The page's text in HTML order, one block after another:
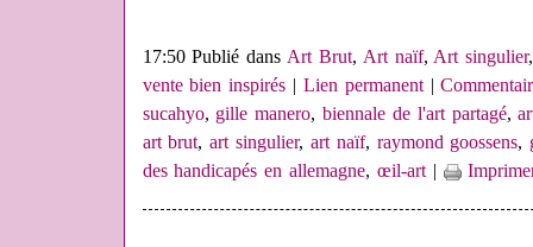
17:50 Publié dansArt Brut, Art naïf,Art singulier
vente bien inspirés | Lien permanent|
sucahyo, gille manero,biennale de l'art partagé,
art brut,art singulier, art naïf, raymond goossens,
des handicapés en allemagne, œil-art|